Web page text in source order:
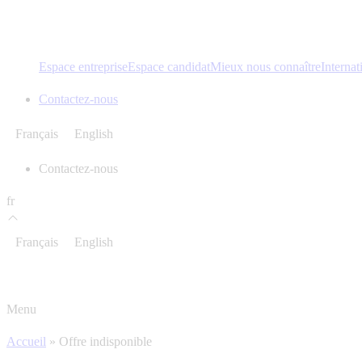
Espace entrepriseEspace candidatMieux nous connaître
Contactez-nous
Français English
Contactez-nous
fr
Français English
Menu
Accueil » Offre indisponible